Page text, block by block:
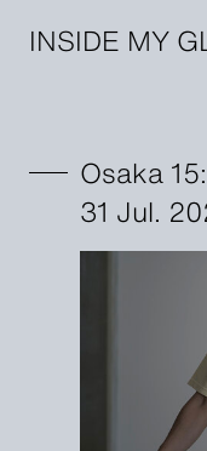
INSIDE MY
Osaka
31 Jul.